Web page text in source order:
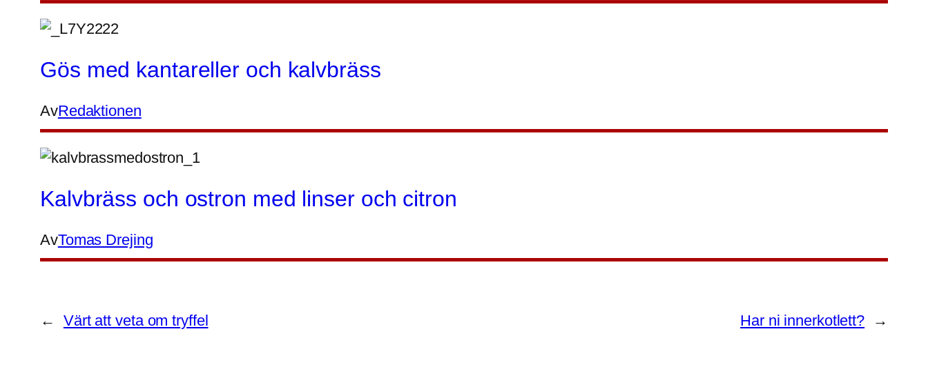
Gös med kantareller och kalvbräss
AvRedaktionen
Kalvbräss och ostron med linser och citron
AvTomas Drejing
← Värt att veta om tryffel Har ni innerkotlett? →